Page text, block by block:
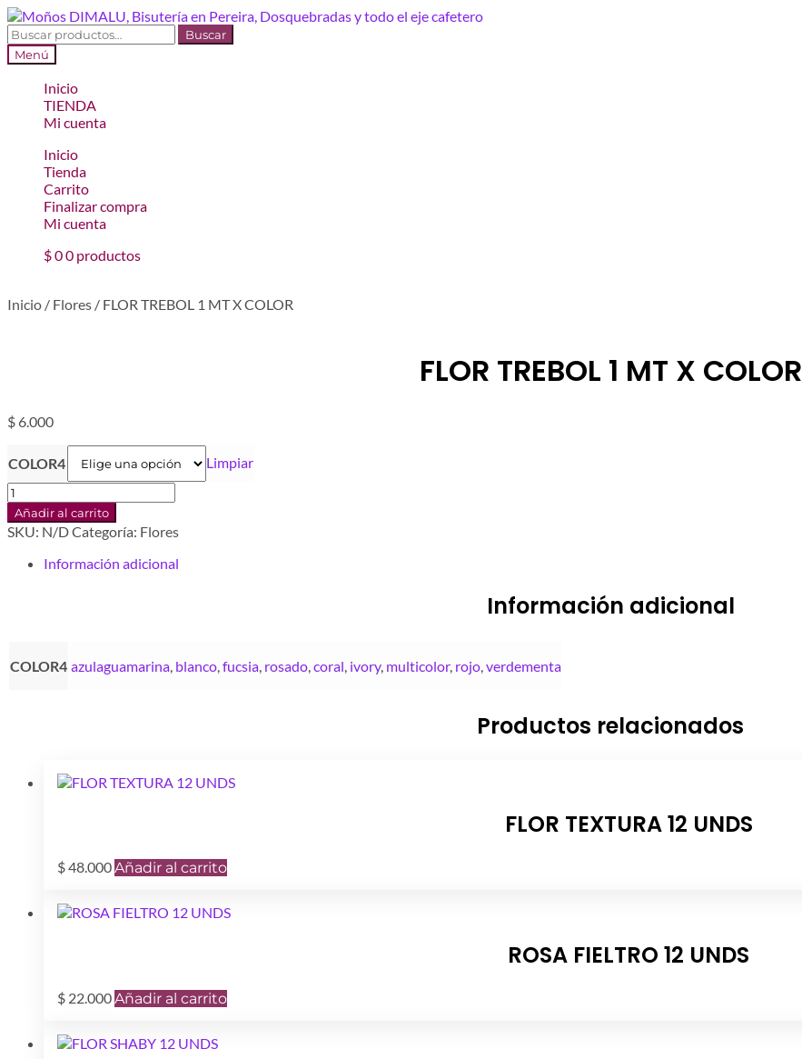
Ir
a
la
navegación
Ir
al
contenido
Buscar
por:
Buscar
Menú
Inicio
TIENDA
Mi cuenta
Inicio
Tienda
Carrito
Finalizar compra
Mi cuenta
$00 productos
Inicio / Flores / FLOR TREBOL 1 MT X COLOR
FLOR TREBOL 1 MT X COLOR
$ 6.000
COLOR4
Limpiar
FLOR
TREBOL
1
MT
Añadir al carrito
SKU: N/DCategoría: Flores
Información adicional
Información adicional
COLOR4 azulaguamarina blanco fucsia rosado coral ivory, multicolor, rojo verdementa
Productos relacionados
FLOR TEXTURA 12 UNDS
$48.000Añadir al carrito
ROSA FIELTRO 12 UNDS
$ 22.000Añadir al carrito